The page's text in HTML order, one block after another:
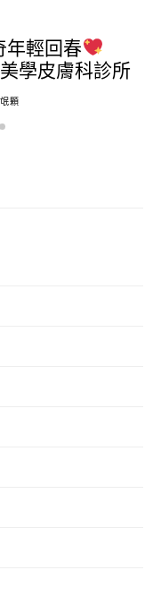
輕回春
學皮膚科診所
顆